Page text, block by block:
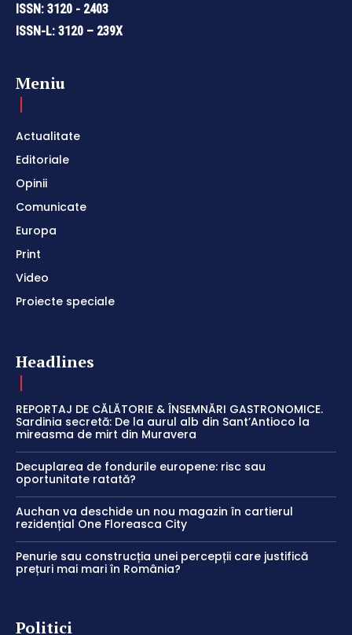
ISSN: 3120 - 2403
ISSN-L: 3120 – 239X
Meniu
Actualitate
Editoriale
Opinii
Comunicate
Europa
Print
Video
Proiecte speciale
Headlines
REPORTAJ DE CĂLĂTORIE & ÎNSEMNĂRI GASTRONOMICE.
Sardinia secretă: De la aurul alb din Sant’Antioco la
mireasma de mirt din Muravera
Decuplarea de fondurile europene: risc sau
oportunitate ratată?
Auchan va deschide un nou magazin în cartierul
rezidențial One Floreasca City
Penurie sau construcția unei percepții care justifică
prețuri mai mari în România?
Politici